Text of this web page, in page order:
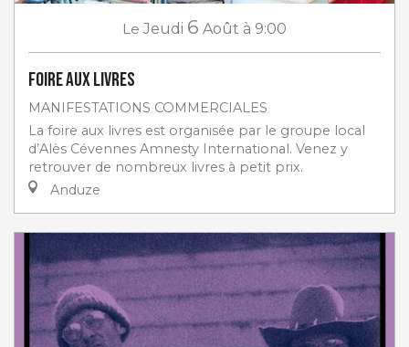
Le Jeudi 6 Août à 9:00
Foire aux livres
MANIFESTATIONS COMMERCIALES
La foire aux livres est organisée par le groupe local
d’Alès Cévennes Amnesty International. Venez y
retrouver de nombreux livres à petit prix.
Anduze